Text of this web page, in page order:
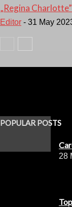
„Regina
Editor - 31 May
POPULAR POSTS
28